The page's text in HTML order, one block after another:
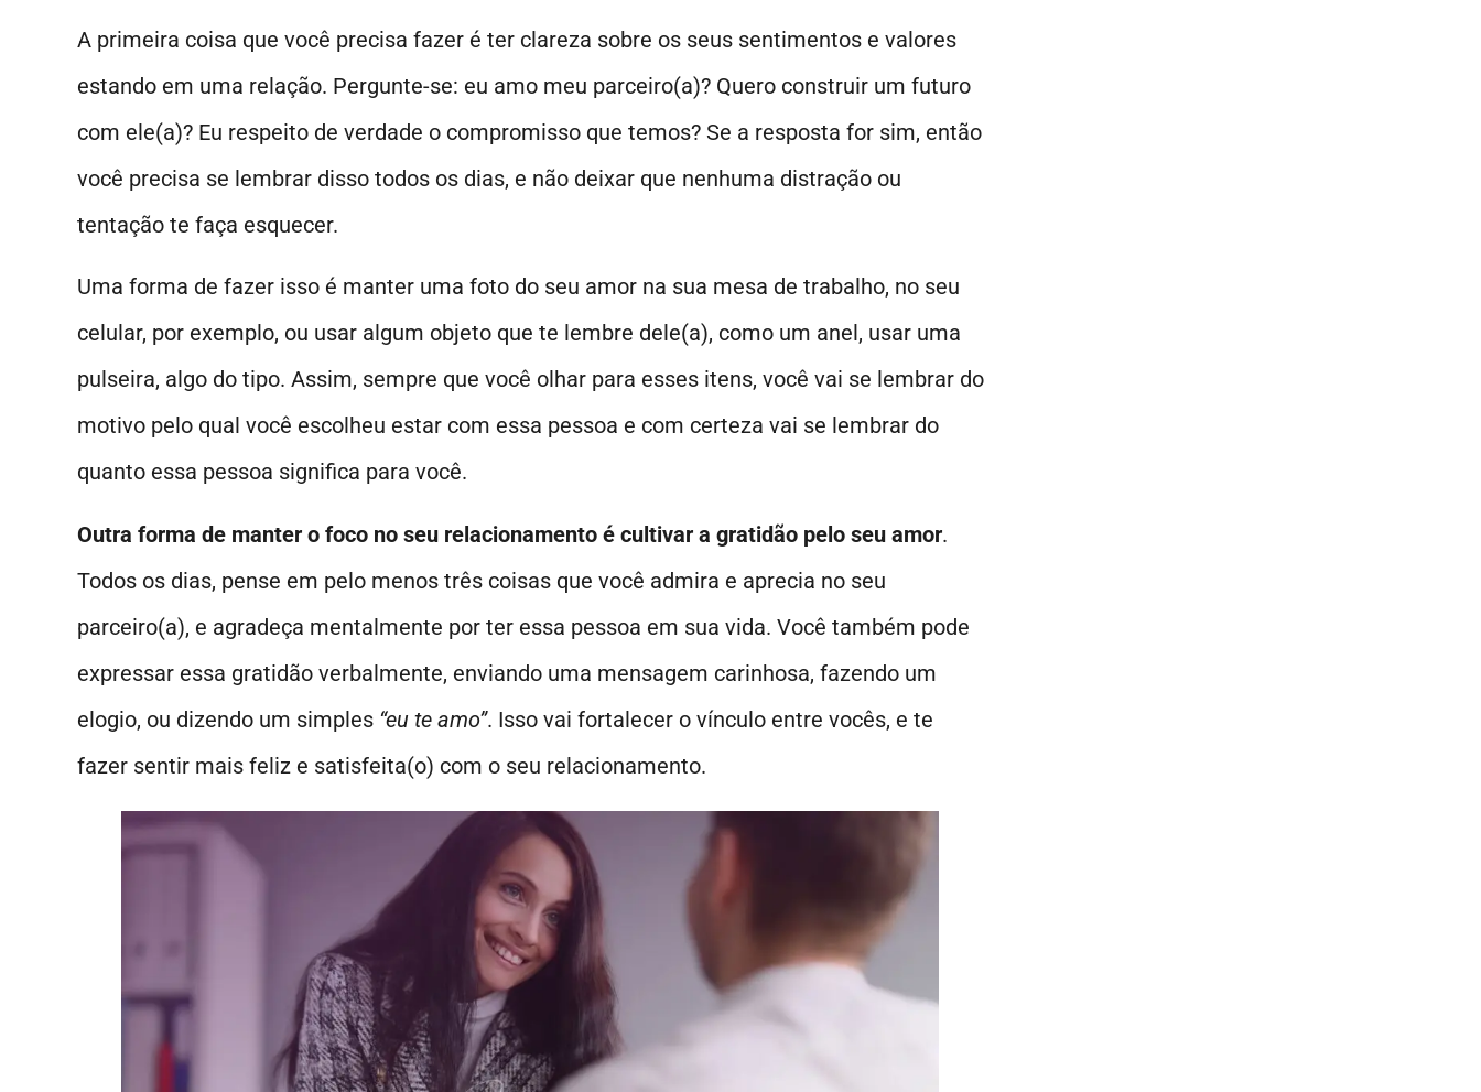
A primeira coisa que você precisa fazer é ter clareza sobre os seus sentimentos e valores
estando em uma relação. Pergunte-se: eu amo meu parceiro(a)? Quero construir um futuro
com ele(a)? Eu respeito de verdade o compromisso que temos? Se a resposta for sim, então
você precisa se lembrar disso todos os dias, e não deixar que nenhuma distração ou
tentação te faça esquecer.
Uma forma de fazer isso é manter uma foto do seu amor na sua mesa de trabalho, no seu
celular, por exemplo, ou usar algum objeto que te lembre dele(a), como um anel, usar uma
pulseira, algo do tipo. Assim, sempre que você olhar para esses itens, você vai se lembrar do
motivo pelo qual você escolheu estar com essa pessoa e com certeza vai se lembrar do
quanto essa pessoa significa para você.
Outra forma de manter o foco no seu relacionamento é cultivar a gratidão pelo seu amor.
Todos os dias, pense em pelo menos três coisas que você admira e aprecia no seu
parceiro(a), e agradeça mentalmente por ter essa pessoa em sua vida. Você também pode
expressar essa gratidão verbalmente, enviando uma mensagem carinhosa, fazendo um
elogio, ou dizendo um simples “eu te amo”. Isso vai fortalecer o vínculo entre vocês, e te
fazer sentir mais feliz e satisfeita(o) com o seu relacionamento.